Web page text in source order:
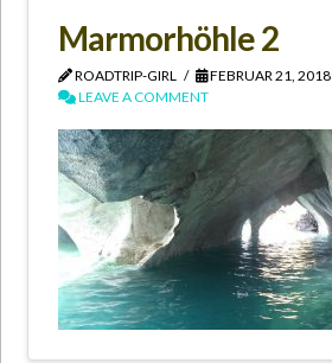
Marmorhöhle 2
ROADTRIP-GIRL
FEBRUAR 21, 2018
LEAVE A COMMENT